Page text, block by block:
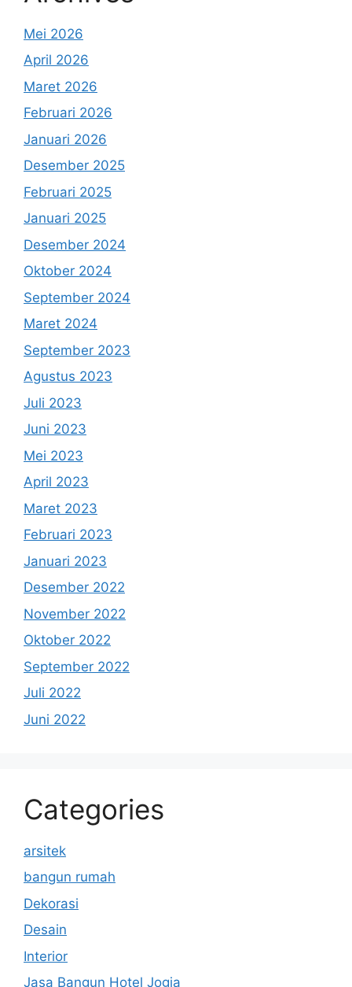
Mei 2026
April 2026
Maret 2026
Februari 2026
Januari 2026
Desember 2025
Februari 2025
Januari 2025
Desember 2024
Oktober 2024
September 2024
Maret 2024
September 2023
Agustus 2023
Juli 2023
Juni 2023
Mei 2023
April 2023
Maret 2023
Februari 2023
Januari 2023
Desember 2022
November 2022
Oktober 2022
September 2022
Juli 2022
Juni 2022
Categories
arsitek
bangun rumah
Dekorasi
Desain
Interior
Jasa Bangun Hotel Jogja